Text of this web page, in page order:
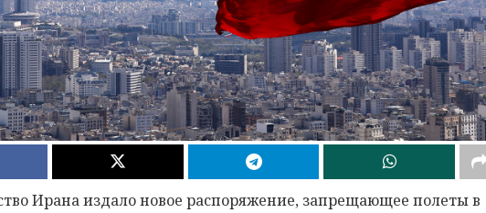
Ирана издало новое распоряжение, запрещающее полеты в